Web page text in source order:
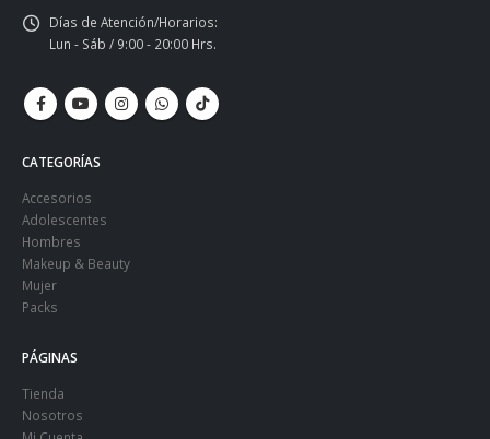
Días de Atención/Horarios:
Lun - Sáb / 9:00 - 20:00 Hrs.
CATEGORÍAS
Accesorios
Adolescentes
Hombres
Makeup & Beauty
Mujer
Packs
PÁGINAS
Tienda
Nosotros